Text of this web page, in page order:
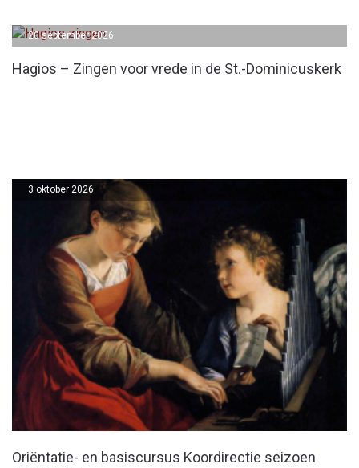
Hagios – Zingen voor vrede in de St.-Dominicuskerk
20 september 2026
Oriëntatie- en basiscursus Koordirectie seizoen
3 oktober 2026